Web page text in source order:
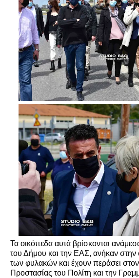
Τα οικόπεδα αυτά βρίσκονται
του Δήμου και την ΕΑΣ, ανήκαν στην
των φυλακών και έχουν περάσει
Προστασίας του Πολίτη και την